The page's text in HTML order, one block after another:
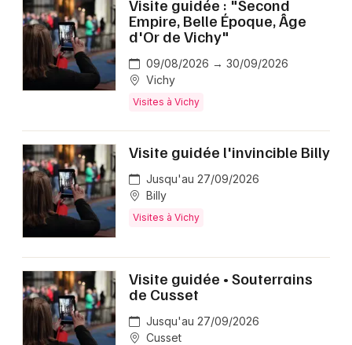
Visite guidée : "Second
Empire, Belle Époque, Âge
d'Or de Vichy"
09/08/2026 → 30/09/2026
Vichy
Visites à Vichy
Visite guidée l'invincible Billy
Jusqu'au 27/09/2026
Billy
Visites à Vichy
Visite guidée • Souterrains
de Cusset
Jusqu'au 27/09/2026
Cusset